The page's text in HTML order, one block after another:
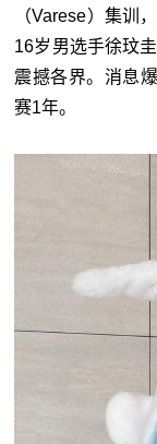
（Varese）集训
16岁男选手徐玟
震撼各界。消息
赛1年。